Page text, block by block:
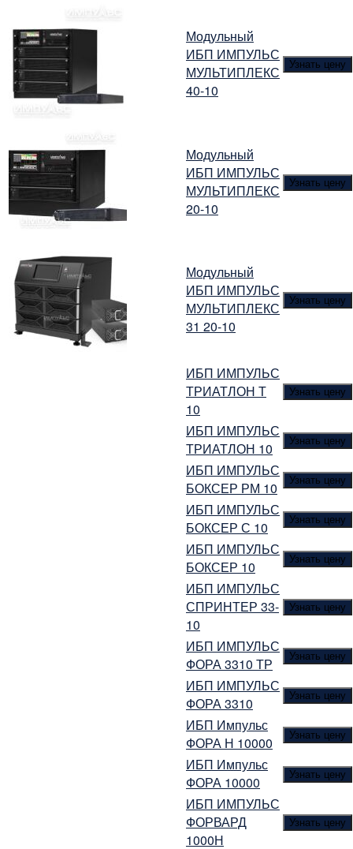
Модульный
ИБП ИМПУЛЬС
МУЛЬТИПЛЕКС
40-10
Узнать цену
Модульный
ИБП ИМПУЛЬС
МУЛЬТИПЛЕКС
20-10
Узнать цену
Модульный
ИБП ИМПУЛЬС
МУЛЬТИПЛЕКС
31 20-10
Узнать цену
ИБП ИМПУЛЬС
ТРИАТЛОН Т
10
Узнать цену
ИБП ИМПУЛЬС
ТРИАТЛОН 10
Узнать цену
ИБП ИМПУЛЬС
БОКСЕР РМ 10
Узнать цену
ИБП ИМПУЛЬС
БОКСЕР С 10
Узнать цену
ИБП ИМПУЛЬС
БОКСЕР 10
Узнать цену
ИБП ИМПУЛЬС
СПРИНТЕР 33-
10
Узнать цену
ИБП ИМПУЛЬС
ФОРА 3310 ТР
Узнать цену
ИБП ИМПУЛЬС
ФОРА 3310
Узнать цену
ИБП Импульс
ФОРА Н 10000
Узнать цену
ИБП Импульс
ФОРА 10000
Узнать цену
ИБП ИМПУЛЬС
ФОРВАРД
1000Н
Узнать цену